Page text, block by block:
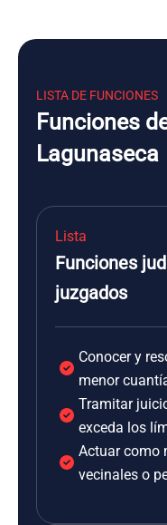
LISTA DE FUNCIONES
Funciones
Lagunaseca
Lista
Funciones
juzgados
Conocer y
menor
Tramitar
exceda los
Actuar como
vecinales o